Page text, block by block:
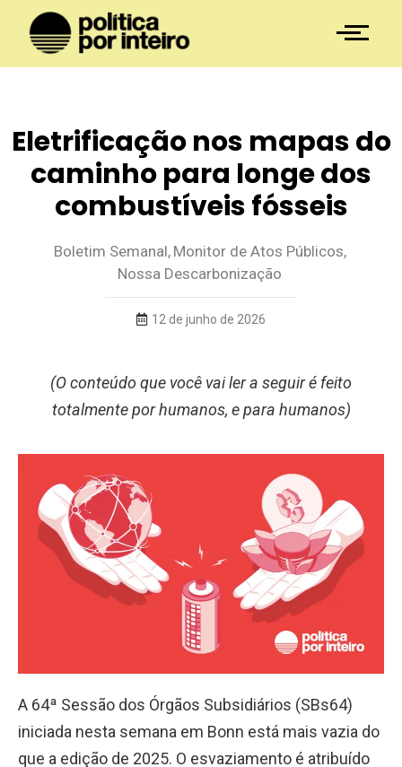
Eletrificação nos mapas do
caminho para longe dos
combustíveis fósseis
Boletim Semanal, Monitor de Atos Públicos,
Nossa Descarbonização
12 de junho de 2026
(O conteúdo que você vai ler a seguir é feito
totalmente por humanos, e para humanos)
A 64ª Sessão dos Órgãos Subsidiários (SBs64)
iniciada nesta semana em Bonn está mais vazia do
que a edição de 2025. O esvaziamento é atribuído